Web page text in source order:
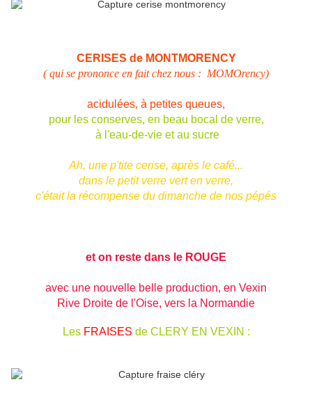
CERISES de MONTMORENCY
( qui se prononce en fait chez nous : MOMOrency)
acidulées, à petites queues,
pour les conserves, en beau bocal de verre,
à l'eau-de-vie et au sucre
Ah, une p'tite cerise, après le café...
dans le petit verre vert en verre,
c'était la récompense du dimanche de nos pépés
et on reste dans le ROUGE
avec une nouvelle belle production, en Vexin
Rive Droite de l'Oise, vers la Normandie
Les FRAISES de CLERY EN VEXIN :